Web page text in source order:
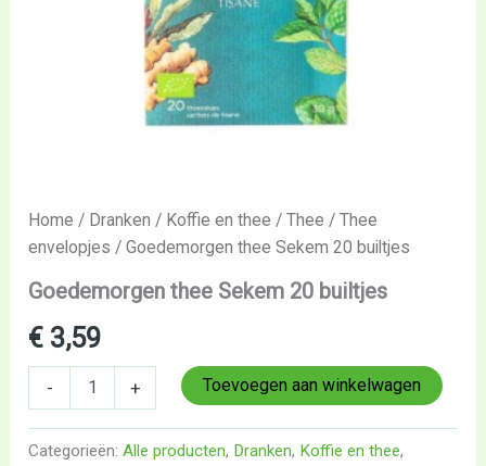
Home / Dranken / Koffie en thee /Thee /Thee
envelopjes / Goedemorgen thee Sekem 20 builtjes
Goedemorgen thee Sekem 20 builtjes
€ 3,59
- + Toevoegen aan winkelwagen
Categorieën:Alle producten, Dranken, Koffie en thee,